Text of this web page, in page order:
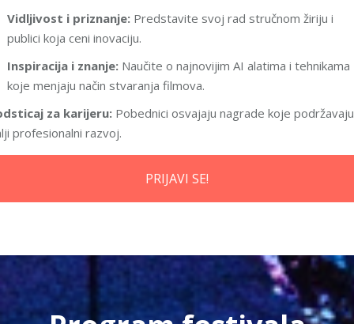
Vidljivost i priznanje: Predstavite svoj rad stručnom žiriju i
publici koja ceni inovaciju.
Inspiracija i znanje: Naučite o najnovijim AI alatima i tehnikama
koje menjaju način stvaranja filmova.
za karijeru: Pobednici osvajaju nagrade koje podržavaju
profesionalni razvoj.
PRIJAVI SE!